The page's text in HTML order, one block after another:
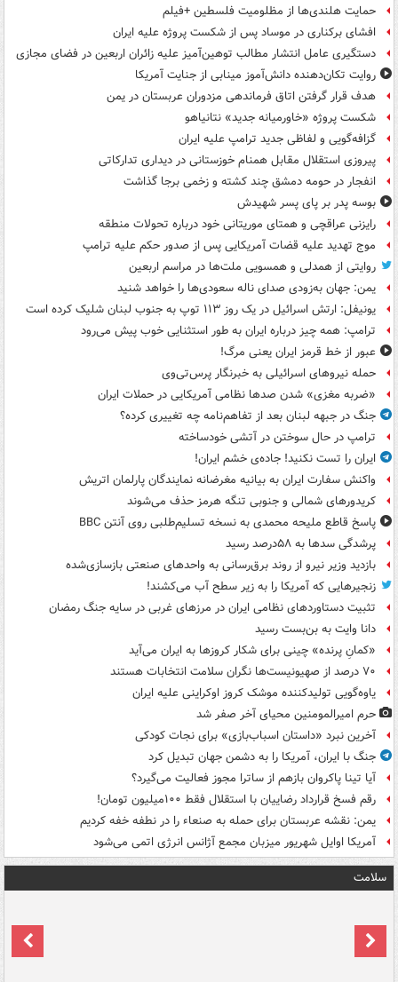
حمایت هلندی‌ها از مظلومیت فلسطین +فیلم
افشای برکناری در موساد پس از شکست پروژه علیه ایران
دستگیری عامل انتشار مطالب توهین‌آمیز علیه زائران اربعین در فضای مجازی
روایت تکان‌دهنده دانش‌آموز مینابی از جنایت آمریکا
هدف قرار گرفتن اتاق‌ فرماندهی مزدوران عربستان در یمن
شکست پروژه «خاورمیانه جدید» نتانیاهو
گزافه‌گویی و لفاظی جدید ترامپ علیه ایران
پیروزی استقلال مقابل همنام خوزستانی در دیداری تدارکاتی
انفجار در حومه دمشق چند کشته و زخمی برجا گذاشت
بوسه‌ پدر بر پای پسر شهیدش
رایزنی عراقچی و همتای موریتانی خود درباره تحولات منطقه
موج تهدید علیه قضات آمریکایی پس از صدور حکم علیه ترامپ
روایتی از همدلی و همسویی ملت‌ها در مراسم اربعین
یمن: جهان به‌زودی صدای ناله سعودی‌ها را خواهد شنید
یونیفل: ارتش اسرائیل در یک روز ۱۱۳ توپ به جنوب لبنان شلیک کرده است
ترامپ: همه چیز درباره ایران به طور استثنایی خوب پیش می‌رود
عبور از خط قرمز ایران یعنی مرگ!
حمله نیروهای اسرائیلی به خبرنگار پرس‌تی‌وی
«ضربه مغزی» شدن صدها نظامی آمریکایی در حملات ایران
جنگ در جبهه لبنان بعد از تفاهم‌نامه چه تغییری کرده؟
ترامپ در حال سوختن در آتشی خودساخته
ایران را تست نکنید! جاده‌ی خشم ایران!
واکنش سفارت ایران به بیانیه مغرضانه نمایندگان پارلمان اتریش
کریدورهای شمالی و جنوبی تنگه هرمز حذف می‌شوند
پاسخ قاطع ملیحه محمدی به نسخه تسلیم‌طلبی روی آنتن BBC
پرشدگی سدها به ۵۸درصد رسید
بازدید وزیر نیرو از روند برق‌رسانی به واحدهای صنعتی بازسازی‌شده
زنجیرهایی که آمریکا را به زیر سطح آب می‌کشند!
تثبیت دستاوردهای نظامی ایران در مرزهای غربی در سایه جنگ رمضان
دانا وایت به بن‌بست رسید
«کمانِ پرنده» چینی برای شکار کروزها به ایران می‌آید
۷۰ درصد از صهیونیست‌ها نگران سلامت انتخابات هستند
یاوه‌گویی تولیدکننده موشک کروز اوکراینی علیه ایران
حرم امیرالمومنین محیای آخر صفر شد
آخرین نبرد «داستان اسباب‌بازی» برای نجات کودکی
جنگ با ایران، آمریکا را به دشمن جهان تبدیل کرد
آیا تینا پاکروان بازهم از ساترا مجوز فعالیت می‌گیرد؟
رقم فسخ قرارداد رضاییان با استقلال فقط ۱۰۰میلیون تومان!
یمن: نقشه عربستان برای حمله به صنعاء را در نطفه خفه کردیم
آمریکا اوایل شهریور میزبان مجمع آژانس انرژی اتمی می‌شود
سلامت